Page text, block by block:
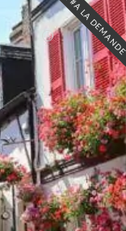
#A LA